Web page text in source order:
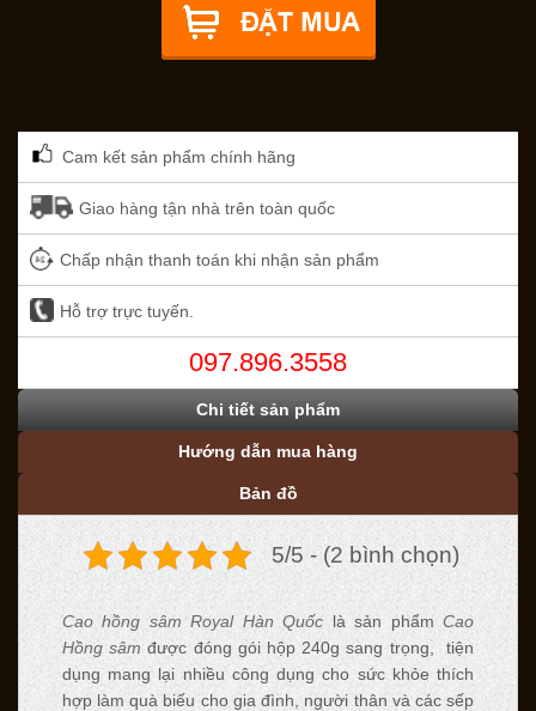
Cam kết sản phẩm chính hãng
Giao hàng tận nhà trên toàn quốc
Chấp nhận thanh toán khi nhận sản phẩm
Hỗ trợ trực tuyến.
097.896.3558
Chi tiết sản phẩm
Hướng dẫn mua hàng
Bản đồ
5/5 - (2 bình chọn)
Cao hồng sâm Royal Hàn Quốc là sản phẩmCao
Hồng sâm được đóng gói hộp 240g sang trọng, tiện
dụng mang lại nhiều công dụng cho sức khỏe thích
hợp làm quà biếu cho gia đình, người thân và các sếp